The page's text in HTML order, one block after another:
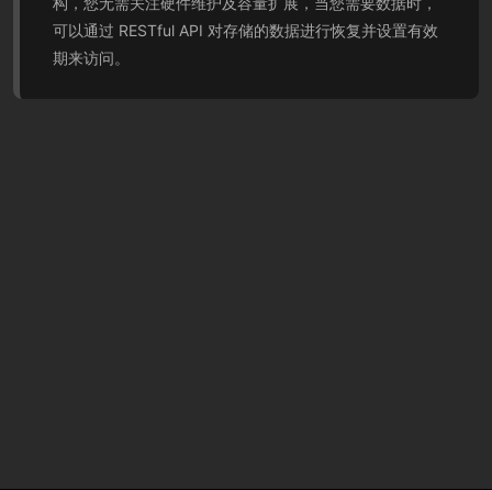
可以通过 RESTful API 对存储的数据进行恢复并设置有效
期来访问。